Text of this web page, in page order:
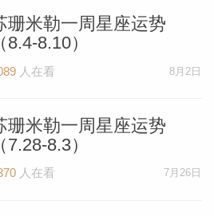
珊米勒一周星座运势
（8.4-8.10）
人在看 8月2日
珊米勒一周星座运势
（7.28-8.3）
人在看 7月26日